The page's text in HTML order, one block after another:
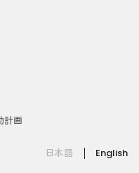
計画
日本語
English